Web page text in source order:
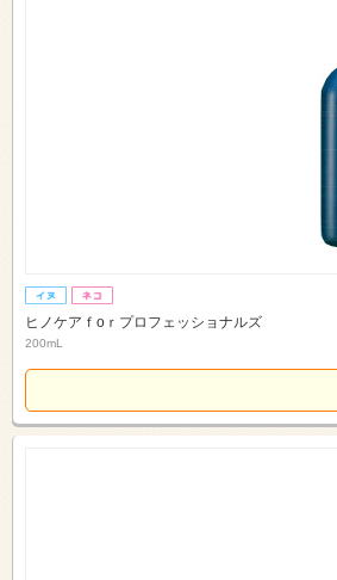
ヒノケアｆоｒプロフェッショナルズ
200mL